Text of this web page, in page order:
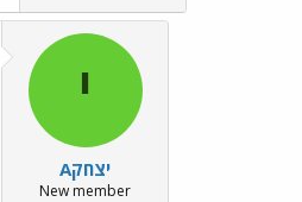
י
יצחקA
New member